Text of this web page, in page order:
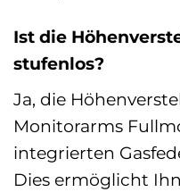
Ist die
stufenlos?
Ja, die
Monitorarms
integrierten
Dies ermöglicht